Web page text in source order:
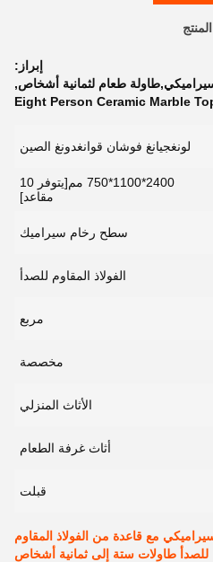
إبراز:
طعام لثمانية أشخاص,
Eight Person Ceramic Marble
لونغجيانغ فوشان قوانغدونغ الصين
2400*1100*750 مم[يتوفر 10
مقاعد]
سطح رخام سيراميك
الفولاذ المقاوم للصدأ
مربع
مخصصة
الأثاث المنزلي
أثاث غرفة الطعام
قبلت
مع قاعدة من الفولاذ المقاوم
للصدأ طاولات ستة إلى ثمانية أشخاص